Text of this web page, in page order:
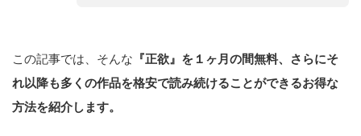
この記事では、そんな 『正欲』を１ヶ月の間無料、さらにそ
れ以降も多くの作品を格安で読み続けることができるお得な
方法を紹介します。